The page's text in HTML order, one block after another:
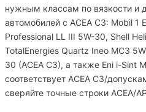
нужным классам по вязкости и
автомобилей с ACEA C3: Mobil 1
Professional LL III 5W-30, Shell
TotalEnergies Quartz Ineo MC3
30 (ACEA C3), а также Eni i-Sint
соответствует ACEA C3/
сверяйте точные строки ACEA/